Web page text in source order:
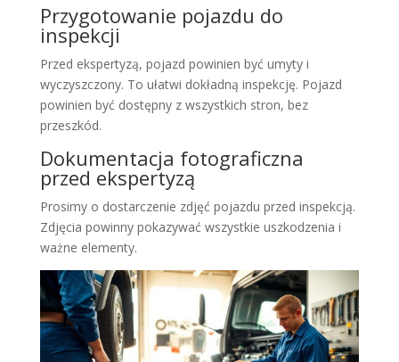
Przygotowanie pojazdu do
inspekcji
Przed ekspertyzą, pojazd powinien być umyty i
wyczyszczony. To ułatwi dokładną inspekcję. Pojazd
powinien być dostępny z wszystkich stron, bez
przeszkód.
Dokumentacja fotograficzna
przed ekspertyzą
Prosimy o dostarczenie zdjęć pojazdu przed inspekcją.
Zdjęcia powinny pokazywać wszystkie uszkodzenia i
ważne elementy.